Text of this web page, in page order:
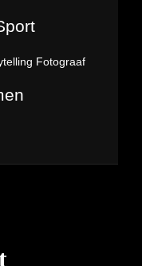
Fotograaf